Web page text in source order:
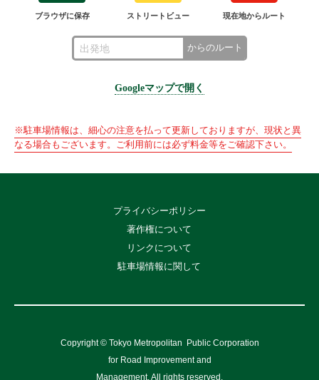
ブラウザに保存 ストリートビュー 現在地からルート
からのルート
Googleマップで開く
※駐車場情報は、細心の注意を払って更新しておりますが、現状と異
なる場合もございます。ご利用前には必ず料金等をご確認下さい。
プライバシーポリシー
著作権について
リンクについて
駐車場情報に関して
Copyright © Tokyo Metropolitan
Public Corporation
for Road Improvement and
Management, All rights reserved.